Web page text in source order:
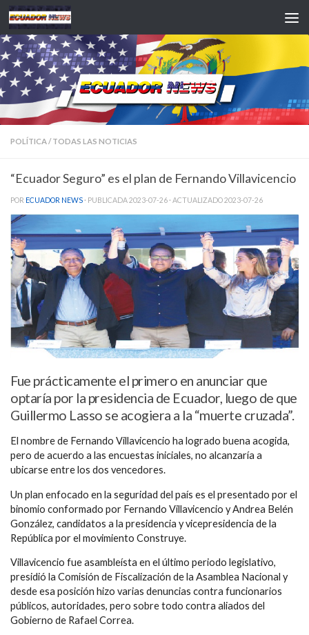
Saltar al contenido
POLÍTICA/ TODAS LAS NOTICIAS
“Ecuador Seguro” es el plan de Fernando Villavicencio
POR ECUADOR NEWS · PUBLICADA2023-07-26 · ACTUALIZADO2023-07-26
Fue prácticamente el primero en anunciar que
optaría por la presidencia de Ecuador, luego de que
Guillermo Lasso se acogiera a la “muerte cruzada”.
El nombre de Fernando Villavicencio ha logrado buena acogida,
pero de acuerdo a las encuestas iniciales, no alcanzaría a
ubicarse entre los dos vencedores.
Un plan enfocado en la seguridad del país es el presentado por el
binomio conformado por Fernando Villavicencio y Andrea Belén
González, candidatos a la presidencia y vicepresidencia de la
República por el movimiento Construye.
Villavicencio fue asambleísta en el último periodo legislativo,
presidió la Comisión de Fiscalización de la Asamblea Nacional y
desde esa posición hizo varias denuncias contra funcionarios
públicos, autoridades, pero sobre todo contra aliados del
Gobierno de Rafael Correa.